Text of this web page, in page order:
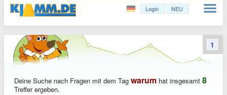
Login NEU
Deine Suche nach Fragen mit dem Tag warum hat insgesamt 8
Treffer ergeben.
1